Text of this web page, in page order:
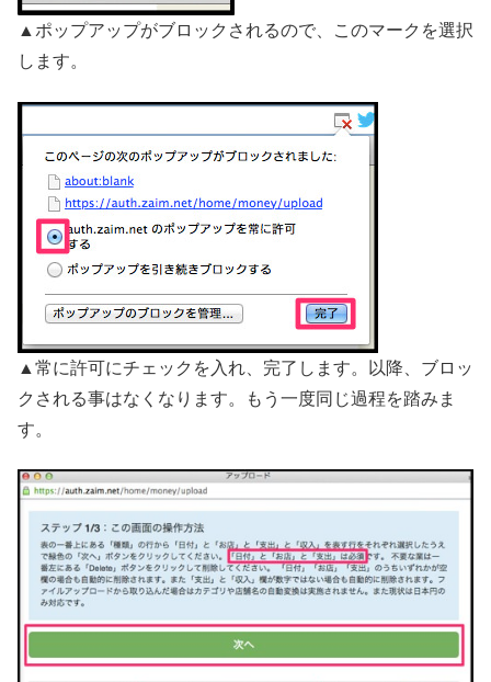
▲ポップアップがブロックされるので、このマークを選択
します。
▲常に許可にチェックを入れ、完了します。以降、ブロッ
クされる事はなくなります。もう一度同じ過程を踏みま
す。